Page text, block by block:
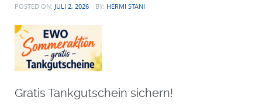
POSTED ON: JULI 2, 2026 BY: HERMI STANI
Gratis Tankgutschein sichern!